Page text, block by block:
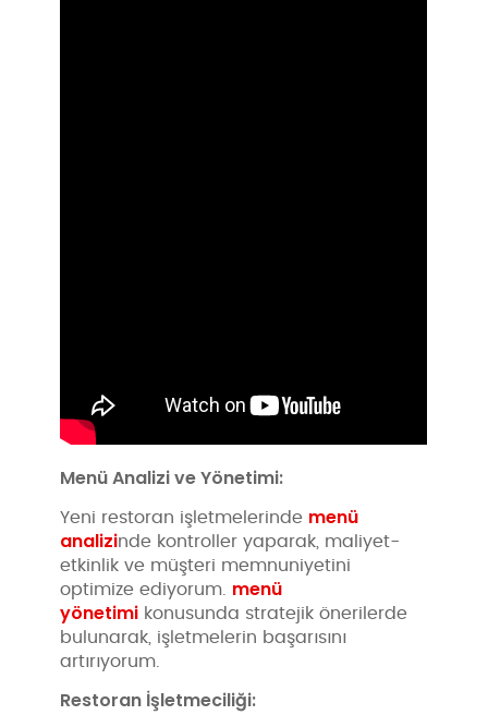
Menü Analizi ve Yönetimi:
Yeni restoran işletmelerinde menü
analizinde kontroller yaparak, maliyet-
etkinlik ve müşteri memnuniyetini
optimize ediyorum. menü
yönetimi konusunda stratejik önerilerde
bulunarak, işletmelerin başarısını
artırıyorum.
Restoran İşletmeciliği: